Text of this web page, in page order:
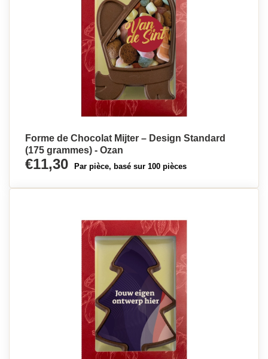
Forme de Chocolat Mijter – Design Standard
(175 grammes) - Ozan
€11,30 Par pièce, basé sur 100 pièces